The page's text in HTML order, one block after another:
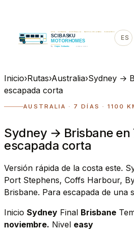
ES
Inicio›Rutas›Australia›Sydney →
escapada corta
AUSTRALIA · 7 DÍAS · 1100
Sydney → Brisbane
escapada corta
Versión rápida de la costa este.
Port Stephens, Coffs Harbour,
Brisbane. Para escapada de una
Inicio Sydney Final Brisbane
noviembre. Nivel easy